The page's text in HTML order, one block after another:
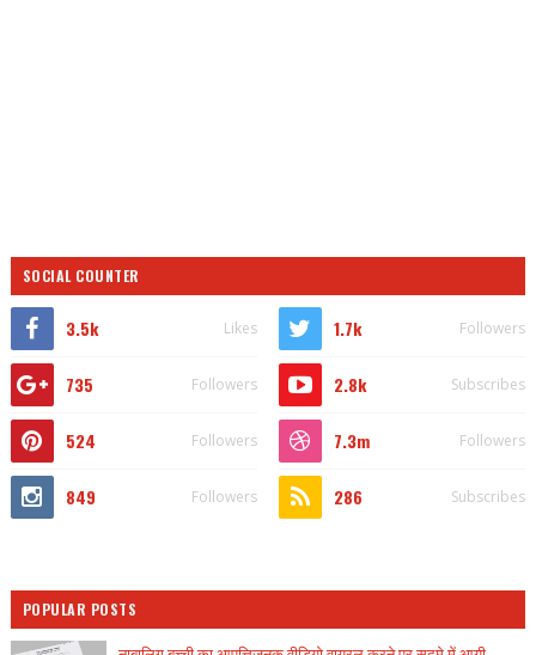
SOCIAL COUNTER
3.5k Likes 1.7k Followers
735 Followers 2.8k Subscribes
524 Followers 7.3m Followers
849 Followers 286 Subscribes
POPULAR POSTS